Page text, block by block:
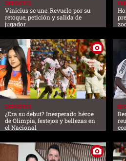
DEPORTES
Vinicius se une: Revuelo por su
retoque, petición y salida de
jugador
DEPORTES
¿Era su debut? Inesperado héroe
de Olimpia, festejos y bellezas en
el Nacional